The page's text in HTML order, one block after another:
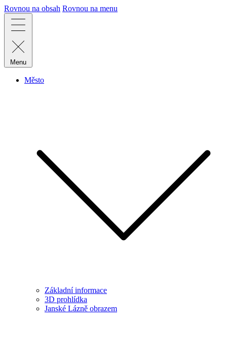
Rovnou na obsah Rovnou na menu
Menu
Město
Základní informace
3D prohlídka
Janské Lázně obrazem